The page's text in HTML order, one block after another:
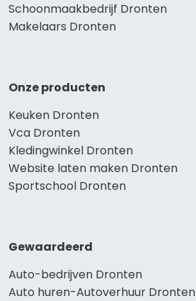
Schoonmaakbedrijf Dronten
Makelaars Dronten
Onze producten
Keuken Dronten
Vca Dronten
Kledingwinkel Dronten
Website laten maken Dronten
Sportschool Dronten
Gewaardeerd
Auto-bedrijven Dronten
Auto huren-Autoverhuur Dronten